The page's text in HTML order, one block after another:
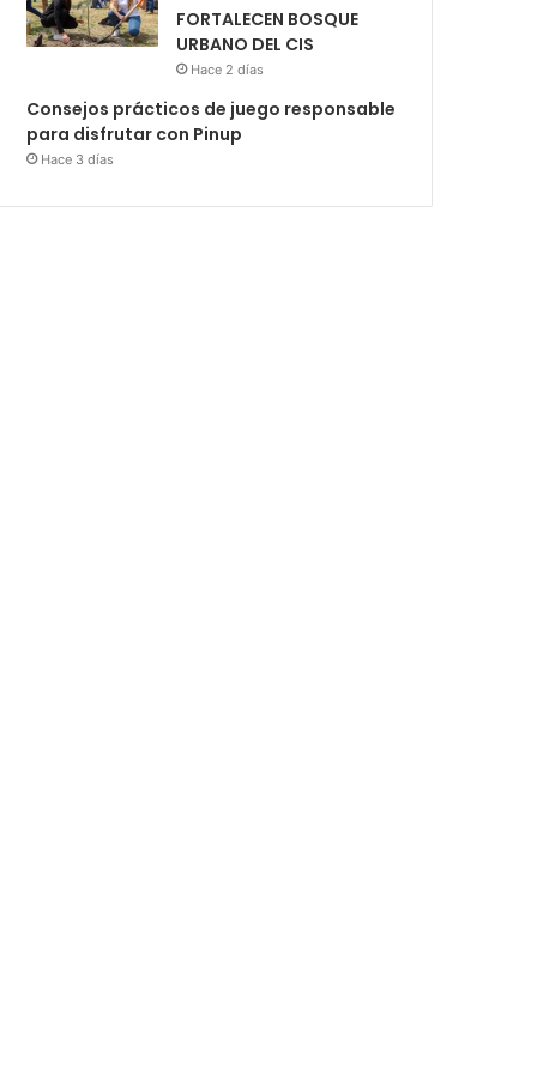
FORTALECEN BOSQUE
URBANO DEL CIS
Hace 2 días
Consejos prácticos de juego responsable
para disfrutar con Pinup
Hace 3 días